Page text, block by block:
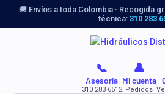
🚚 Envíos a toda Colombia · Recogida
técnica: 310 283
📞
Asesoría
310 283 6512
👤
Mi cuenta
Pedidos